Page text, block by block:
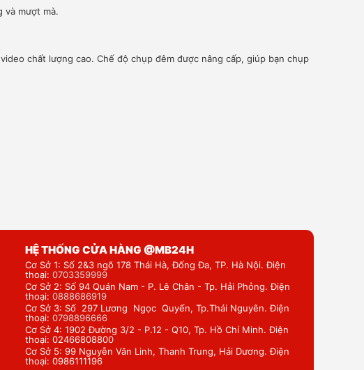
và mượt mà.
chất lượng cao. Chế độ chụp đêm được nâng cấp, giúp bạn chụp
HỆ THỐNG CỬA HÀNG @MB24H
Cơ Sở 1: Số 2&3 ngõ 178 Thái Hà, Đống Đa, TP. Hà Nội. Điện
thoại: 0703359999
Cơ Sở 2: Số 94 Quán Nam - P. Lê Chân - Tp. Hải Phỏng. Điện
thoại: 0888686919
Cơ Sở 3: Số 297 Lương Ngọc Quyến, Tp.Thái Nguyên. Điện
thoại: 0798896666
Cơ Sở 4: 1902 Đường 3/2 - P.12 - Q10, Tp. Hồ Chí Minh. Điện
thoại: 02466808800
Cơ Sở 5: 99 Nguyễn Văn Linh, Thanh Trung, Hải Dương. Điện
thoại: 0986111196